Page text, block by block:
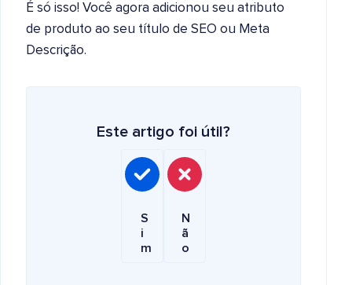
É só isso! Você agora adicionou seu atributo
de produto ao seu título de SEO ou Meta
Descrição.
Este artigo foi útil?
S
i
m
N
ã
o